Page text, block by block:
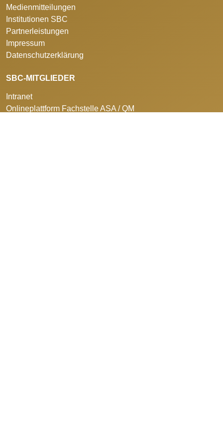
Medienmitteilungen
Institutionen SBC
Partnerleistungen
Impressum
Datenschutzerklärung
SBC-MITGLIEDER
Intranet
Onlineplattform Fachstelle ASA / QM